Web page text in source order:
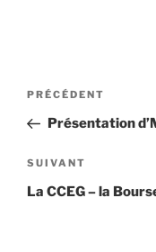
Navigation
l’article
Article
précédent
PRÉCÉDENT
Présentation
Article
suivant
SUIVANT
La CCEG – la